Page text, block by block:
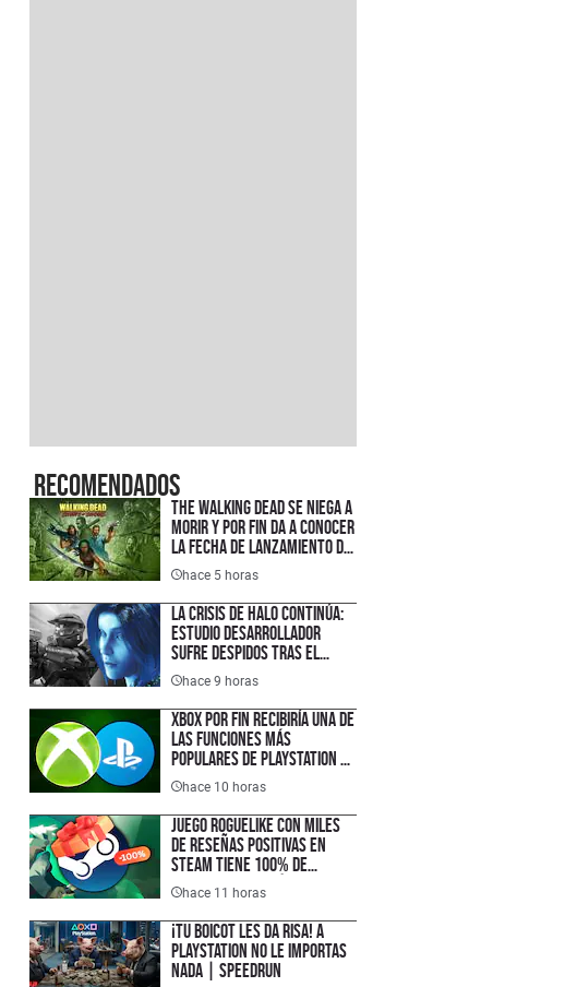
Recomendados
The Walking Dead se niega a
morir y por fin da a conocer
la fecha de lanzamiento de
su nuevo juego
hace 5 horas
La crisis de Halo continúa:
estudio desarrollador
sufre despidos tras el
fallido lanzamiento
multiplataforma de
Campaign Evolved
hace 9 horas
XBOX por fin recibiría una de
las funciones más
populares de PlayStation y
que los jugadores han
pedido durante años
hace 10 horas
Juego roguelike con miles
de reseñas positivas en
Steam tiene 100% de
descuento y está disponible
completamente gratis en
PC, justo a tiempo para el
lanzamiento de su secuela
hace 11 horas
¡TU BOICOT LES DA RISA! A
PlayStation no le importas
nada | SPEEDRUN